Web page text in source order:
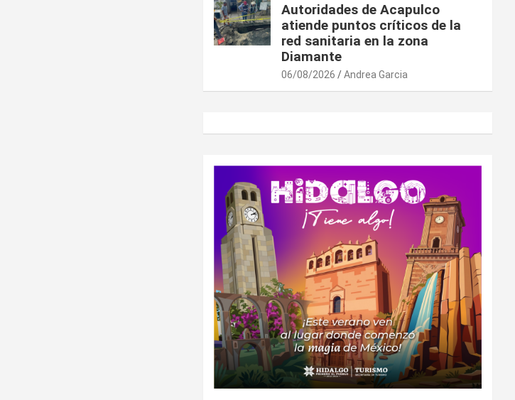
Autoridades de Acapulco
atiende puntos críticos de la
red sanitaria en la zona
Diamante
06/08/2026 Andrea Garcia